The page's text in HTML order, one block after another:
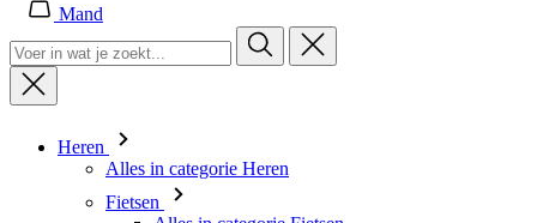
Heren
Alles in categorie Heren
Shirts Lange Mouw
Body's en Windstoppers
Jacks Lange mouw